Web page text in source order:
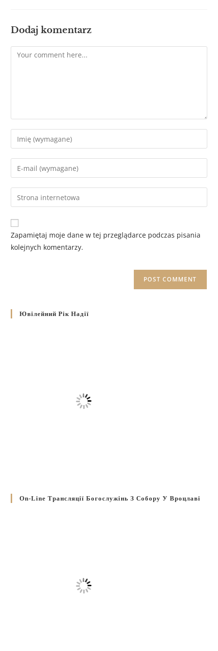
Dodaj komentarz
Zapamiętaj moje dane w tej przeglądarce podczas pisania
kolejnych komentarzy.
Ювілейний Рік Надії
On-Line Трансляції Богослужінь З Собору У Вроцлаві